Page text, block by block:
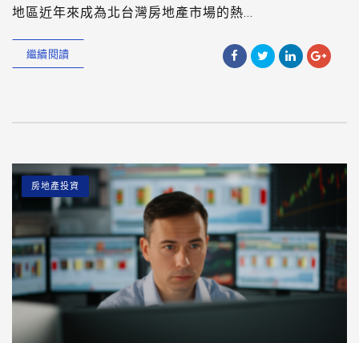
地區近年來成為北台灣房地產市場的熱...
繼續閱讀
房地產投資